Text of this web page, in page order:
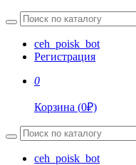
ceh_poisk_bot
Регистрация
0
Корзина (0₽)
ceh_poisk_bot